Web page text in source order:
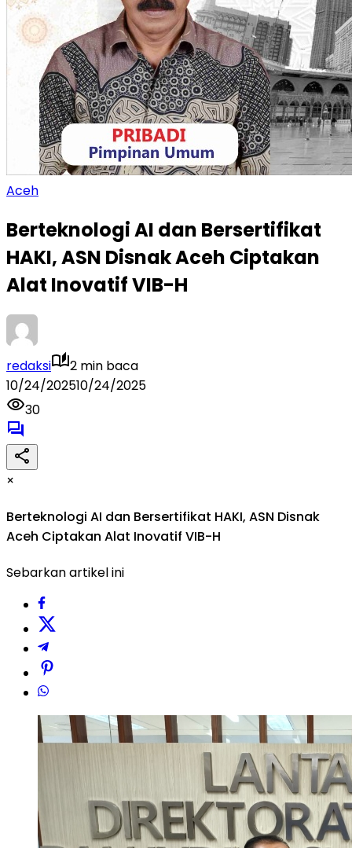
Aceh
Berteknologi AI dan Bersertifikat
HAKI, ASN Disnak Aceh Ciptakan
Alat Inovatif VIB-H
redaksi
2 min baca
10/24/202510/24/2025
30
×
Berteknologi AI dan Bersertifikat HAKI, ASN Disnak
Aceh Ciptakan Alat Inovatif VIB-H
Sebarkan artikel ini